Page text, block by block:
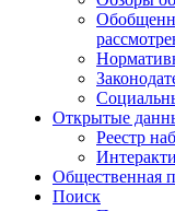
Открытые
Реестр
Общественная
Поиск